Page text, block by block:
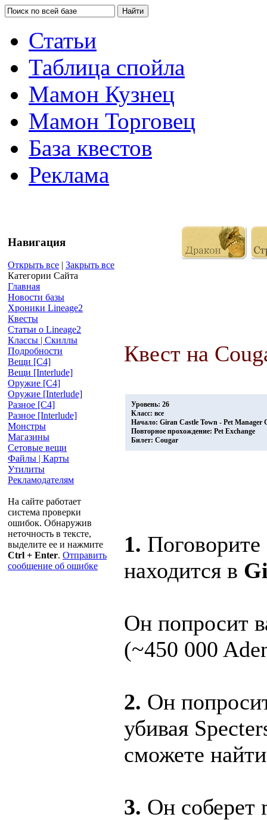
Статьи
Таблица спойла
Мамон Кузнец
Мамон Торговец
База квестов
Реклама
Навигация
Открыть все | Закрыть все
Категории Сайта
Главная
Новости базы
Хроники Lineage2
Квесты
Статьи о Lineage2
Классы | Скиллы
Подробности
Вещи [С4]
Вещи [Interlude]
Оружие [С4]
Оружие [Interlude]
Разное [C4]
Разное [Interlude]
Монстры
Магазины
Сетовые вещи
Файлы | Карты
Утилиты
Рекламодателям
На сайте работает
система проверки
ошибок. Обнаружив
неточность в тексте,
выделите ее и нажмите
Ctrl + Enter. Отправить
сообщение об ошибке
Квест на
Уровень: 26
Класс: все
Начало: Giran Castle Town - Pet Manager
Повторное прохождение: Pet Exchange
Билет: Cougar
1.
находится в
Он попросит
(~450 000
2. Он
убивая
сможете
3. Он соберет